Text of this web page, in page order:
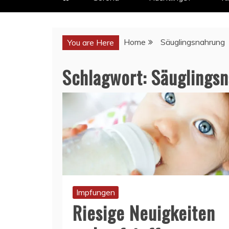
You are Here Home Säuglingsnahrung
Schlagwort:
Impfungen
Riesige Neuigkeiten